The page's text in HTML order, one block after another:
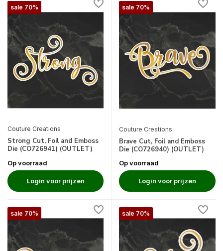
sale 70%
Couture Creations
Strong Cut, Foil and Emboss
Die (CO726941) (OUTLET)
Op voorraad
Login voor prijzen
sale 70%
Couture Creations
Brave Cut, Foil and Emboss
Die (CO726940) (OUTLET)
Op voorraad
Login voor prijzen
sale 70% sale 70%